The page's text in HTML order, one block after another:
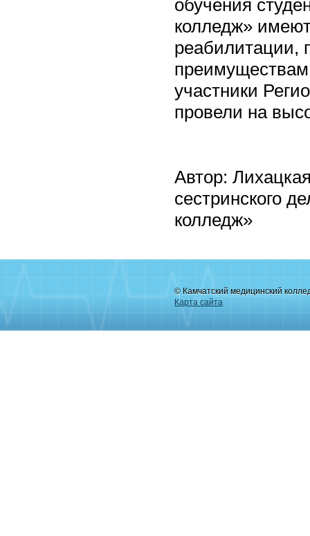
обучения
колледж»
реабилитации,
участники
провели на
Автор:
сестринского
колледж»
© Камчатский медицинский
Карта сайта